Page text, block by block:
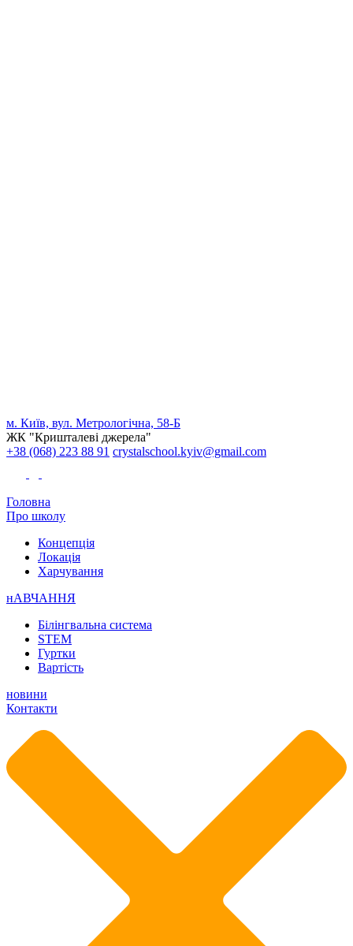
м. Київ, вул. Метрологічна, 58-Б
ЖК "Кришталеві джерела"
+38 (068) 223 88 91 crystalschool.kyiv@gmail.com
Головна
Про школу
Концепція
Локація
Харчування
нАВЧАННЯ
Білінгвальна система
STEM
Гуртки
Вартість
новини
Контакти